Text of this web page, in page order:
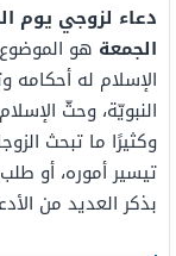
دعاء لزوجي يوم
الجمعة هو
الإسلام له أحكامه
النبويّة، وحثّ
وكثيرًا ما تبحث
تيسير أموره، أو
بذكر العديد من